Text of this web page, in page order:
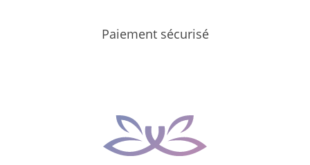
Paiement sécurisé